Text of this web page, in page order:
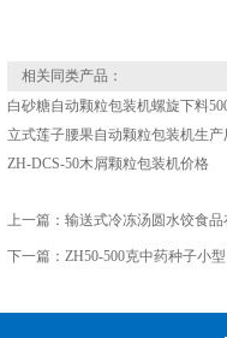
相关同类产品：
白砂糖自动颗粒包装机螺旋下料
立式莲子腰果自动颗粒包装机生产
ZH-DCS-50木屑颗粒包装机价格
上一篇： 输送式冷冻汤圆水饺食
下一篇： ZH50-500克中药种子小